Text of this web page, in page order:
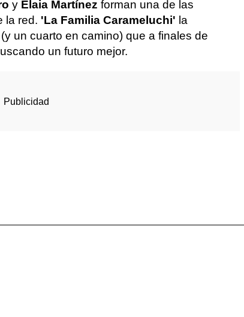
y Elaia Martínez forman una de las
la red. 'La Familia Carameluchi' la
un cuarto en camino) que a finales de
un futuro mejor.